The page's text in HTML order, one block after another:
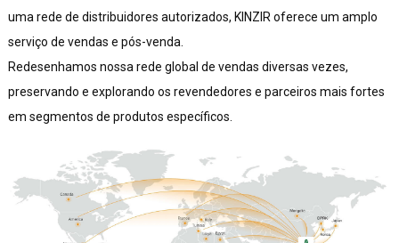
uma rede de distribuidores autorizados, KINZIR oferece um amplo
serviço de vendas e pós-venda.
Redesenhamos nossa rede global de vendas diversas vezes,
preservando e explorando os revendedores e parceiros mais fortes
em segmentos de produtos específicos.